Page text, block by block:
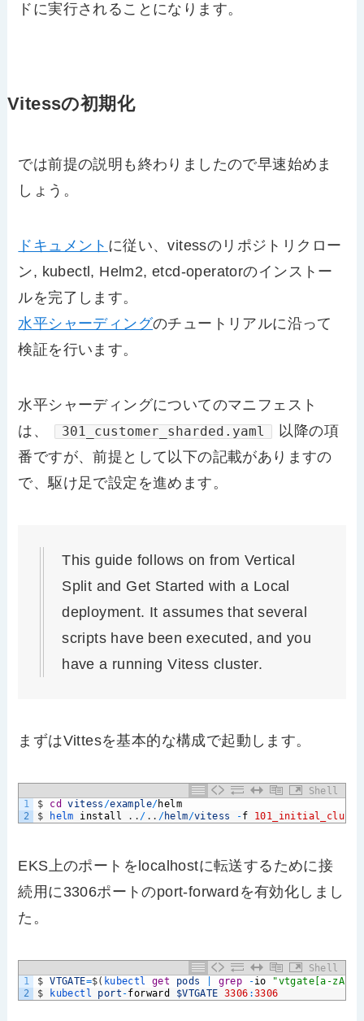
ドに実行されることになります。
Vitessの初期化
では前提の説明も終わりましたので早速始めま
しょう。
ドキュメント に従い、vitessのリポジトリクロー
ン, kubectl, Helm2, etcd-operatorのインストー
ルを完了します。
水平シャーディングのチュートリアルに沿って
検証を行います。
水平シャーディングについてのマニフェスト
は、
301_customer_sharded.yaml
以降の項
番ですが、前提として以下の記載がありますの
で、駆け足で設定を進めます。
This guide follows on from Vertical
Split and Get Started with a Local
deployment. It assumes that several
scripts have been executed, and you
have a running Vitess cluster.
まずはVittesを基本的な構成で起動します。
Shell
1
2
$ cd vitess /example/helm
$
helm install . . / . . /helm/vitess -f
EKS上のポートをlocalhostに転送するために接
続用に3306ポートのport-forwardを有効化しまし
た。
Shell
1
2
$ VTGATE=$( kubectl get pods grep -io
"vtgate[a-zA-
$
kubectl port -forward $VTGATE 3306 :3306